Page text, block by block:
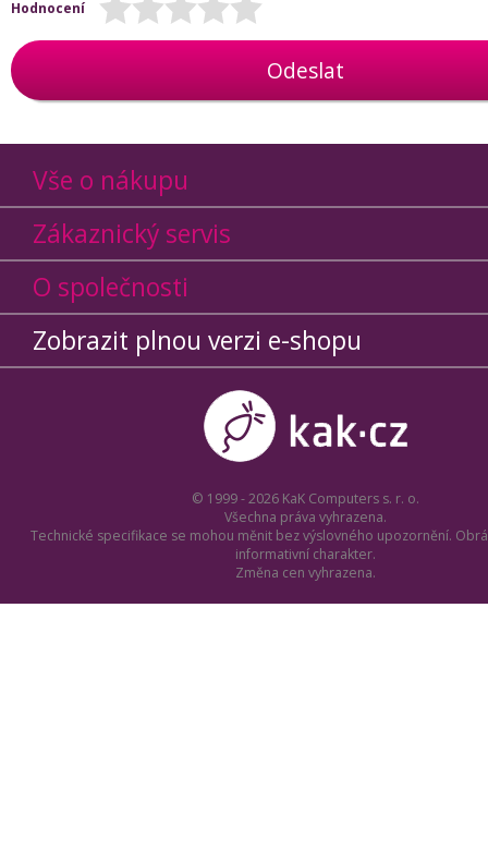
Hodnocení
Odeslat
Vše o nákupu
Zákaznický servis
O společnosti
Zobrazit plnou verzi e-shopu
© 1999 - 2026 KaK Computers s. r. o.
Všechna práva vyhrazena.
Technické specifikace se mohou měnit bez výslovného upozornění.
informativní charakter.
Změna cen vyhrazena.